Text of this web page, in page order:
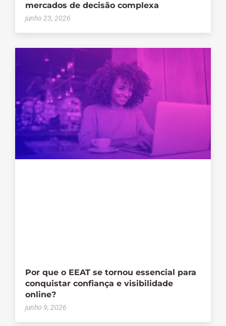
mercados de decisão complexa
junho 23, 2026
Por que o EEAT se tornou essencial para
conquistar confiança e visibilidade
online?
junho 9, 2026